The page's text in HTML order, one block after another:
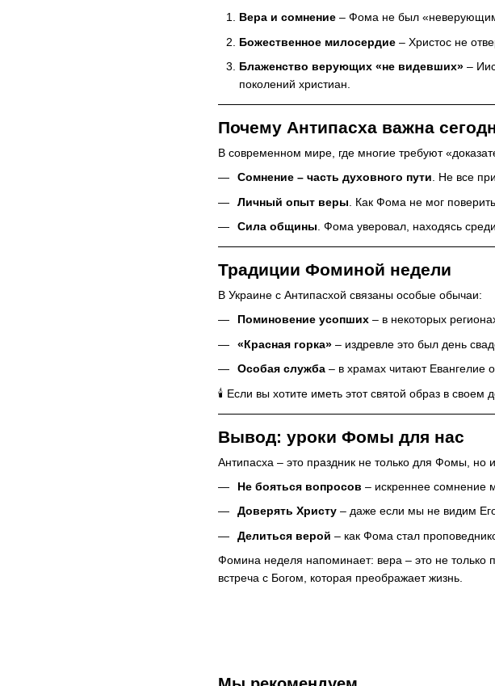
Вера и сомнение – Фома не был
Божественное милосердие – Христос не
Блаженство верующих «не видевших» –
поколений христиан.
Почему Антипасха важна
В современном мире, где многие требуют
Сомнение – часть духовного пути. Не все
Личный опыт веры . Как Фома не мог
Сила общины . Фома уверовал, находясь
Традиции Фоминой недели
В Украине с Антипасхой связаны особые обычаи:
Поминовение усопших – в некоторых
«Красная горка» – издревле это был день
Особая служба – в храмах читают Евангелие
🕯️ Если вы хотите иметь этот святой образ в
Вывод: уроки Фомы для нас
Антипасха – это праздник не только для Фомы, но
Не бояться вопросов – искреннее сомнение
Доверять Христу – даже если мы не видим
Делиться верой – как Фома стал
Фомина неделя напоминает: вера – это не только
встреча с Богом, которая преображает жизнь.